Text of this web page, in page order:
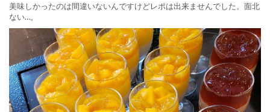
美味しかったのは間違いないんですけどレポは出来ませんでした。面北
ない…。